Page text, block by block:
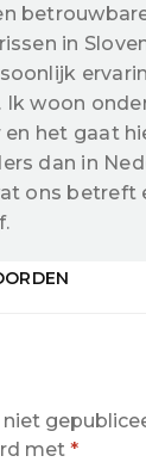
in
Ik woon
en het gaat
dan in
ons betreft
met *